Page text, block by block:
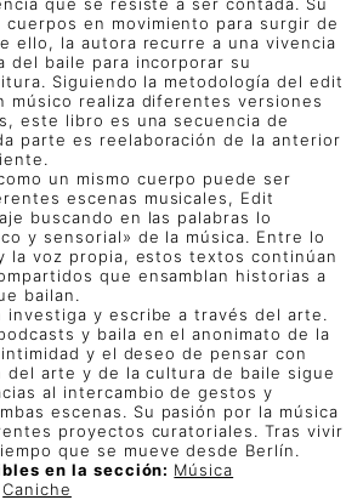
cuerpos en movimiento para surgir de
ello, la autora recurre a una vivencia
del baile para incorporar su
Siguiendo la metodología del edit
músico realiza diferentes versiones
este libro es una secuencia de
parte es reelaboración de la anterior
un mismo cuerpo puede ser
escenas musicales, Edit
buscando en las palabras lo
y sensorial» de la música. Entre lo
la voz propia, estos textos continúan
que ensamblan historias a
bailan.
investiga y escribe a través del arte.
y baila en el anonimato de la
y el deseo de pensar con
arte y de la cultura de baile sigue
al intercambio de gestos y
escenas. Su pasión por la música
proyectos curatoriales. Tras vivir
que se mueve desde Berlín.
en la sección: Música
Caniche